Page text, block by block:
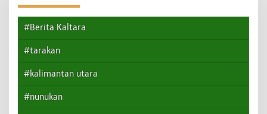
#Berita Kaltara
#tarakan
#kalimantan utara
#nunukan